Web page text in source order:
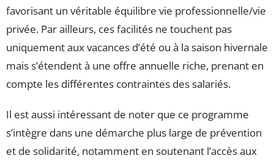
favorisant un véritable équilibre vie professionnelle/vie
privée. Par ailleurs, ces facilités ne touchent pas
uniquement aux vacances d’été ou à la saison hivernale
mais s’étendent à une offre annuelle riche, prenant en
compte les différentes contraintes des salariés.
Il est aussi intéressant de noter que ce programme
s’intègre dans une démarche plus large de prévention
et de solidarité, notamment en soutenant l’accès aux